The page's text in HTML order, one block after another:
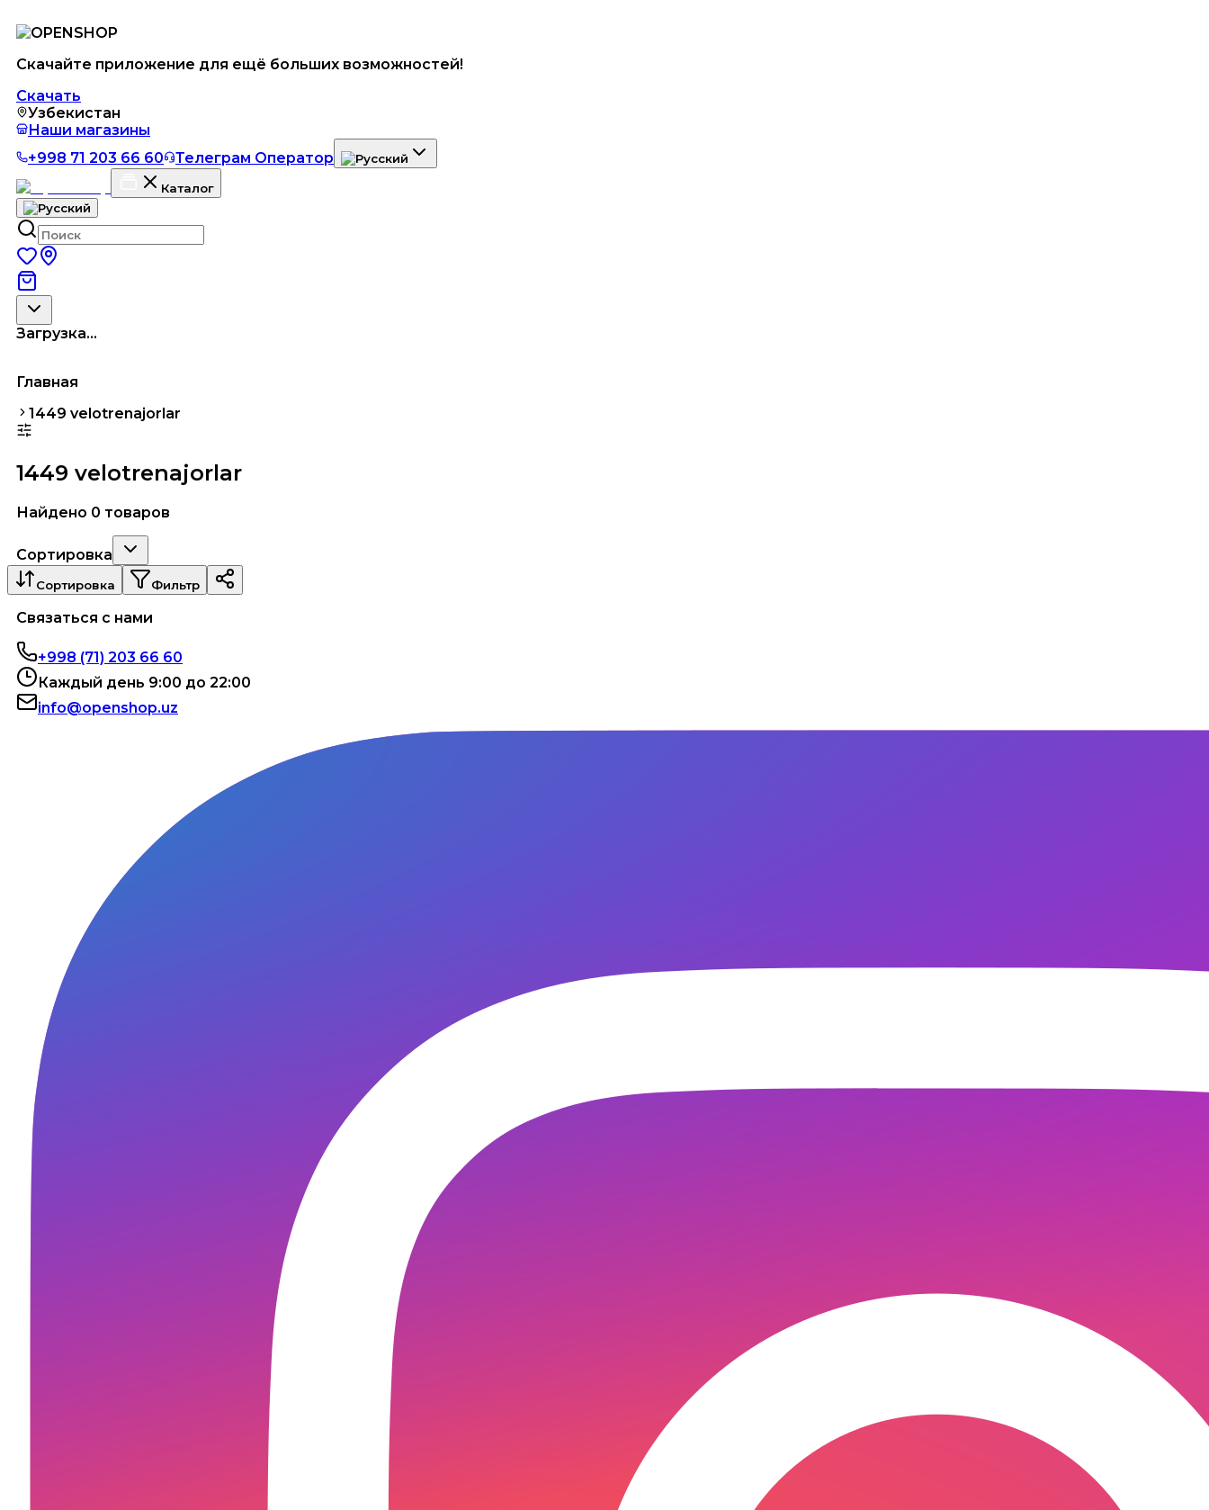
Скачайте приложение для ещё больших возможностей!
Скачать
Узбекистан
Наши магазины
+998 71 203 66 60
Телеграм Оператор
Каталог
Загрузка...
Главная
1449 velotrenajorlar
1449 velotrenajorlar
Найдено 0 товаров
Сортировка
Сортировка Фильтр
Связаться с нами
+998 (71) 203 66 60
Каждый день 9:00 до 22:00
info@openshop.uz